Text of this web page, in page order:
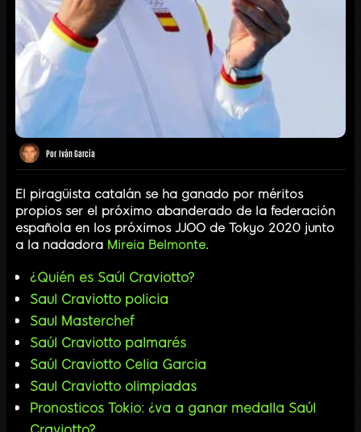
Por Iván García
El piragüista catalán se ha ganado por méritos
propios ser el próximo abanderado de la federación
española en los próximos JJOO de Tokyo 2020 junto
a la nadadora Mireia Belmonte.
¿Quién es Saúl Craviotto?
Saul Craviotto policia
Saul Masterchef
Saúl Craviotto palmarés
Saúl Craviotto Celia Garcia
Saul Craviotto olimpiadas
Pronosticos Tokio: ¿va a ganar medalla Saúl